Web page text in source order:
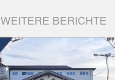
WEITERE BERICHTE